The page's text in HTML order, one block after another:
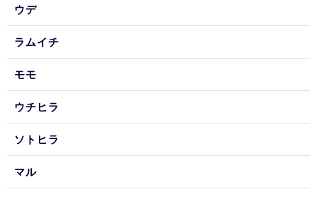
ウデ
ラムイチ
モモ
ウチヒラ
ソトヒラ
マル